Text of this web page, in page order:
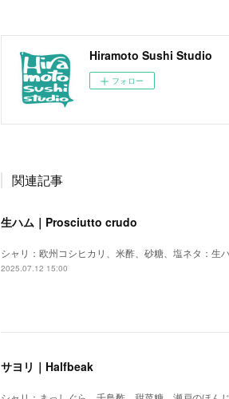
Hiramoto Sushi Studio
フォロー
関連記事
生ハム｜Prosciutto crudo
シャリ：欧州コシヒカリ、米酢、砂糖、塩ネタ：生
2025.07.12 15:00
サヨリ｜Halfbeak